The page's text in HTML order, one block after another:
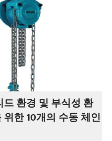
환경 및 부식성 환
한 10개의 수동 체인